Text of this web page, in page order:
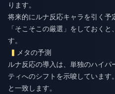
ります。
将来的にルナ反応キャラを引く
「そこそこの厳選」をしておく
す。
メタの予測
ルナ反応の導入は、単独のハイ
ティへのシフトを示唆していま
と一致します。